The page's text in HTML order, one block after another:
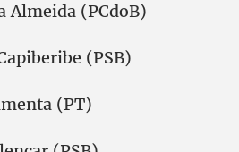
Almeida (PCdoB)
(PSB)
(PT)